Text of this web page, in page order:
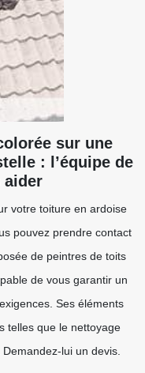
sur une
: l’équipe de
aider
votre toiture en ardoise
pouvez prendre contact
de peintres de toits
de vous garantir un
Ses éléments
telles que le nettoyage
lui un devis.